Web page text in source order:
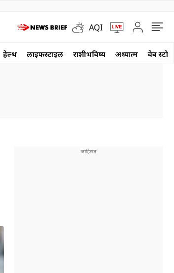
AQI
हेल्थ लाईफस्टाईल राशीभविष्य अध्यात्म वेब